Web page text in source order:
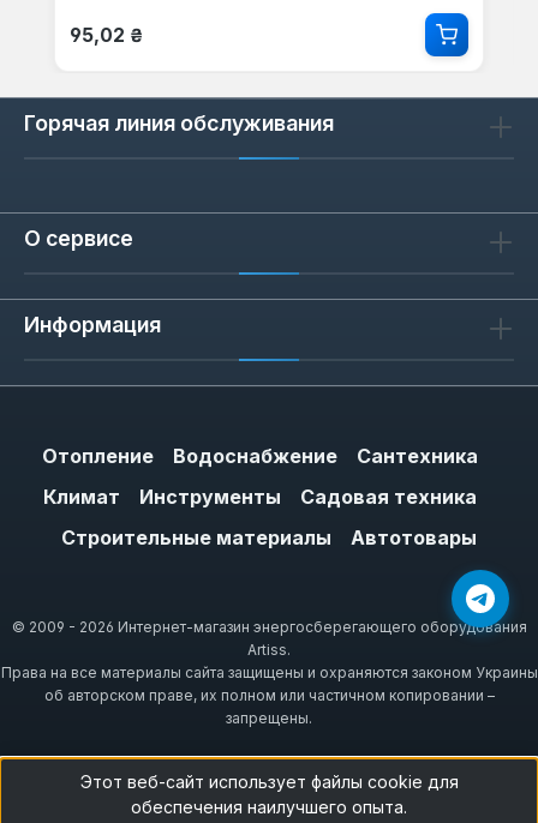
Обычная цена:
95,02 ₴
Горячая линия обслуживания
О сервисе
Информация
Отопление Водоснабжение
Сантехника
Климат
Инструменты
Садовая техника
Строительные материалы
Автотовары
© 2009 - 2026 Интернет-магазин энергосберегающего оборудования
Artiss.
Права на все материалы сайта защищены и охраняются законом Украины
об авторском праве, их полном или частичном копировании –
запрещены.
Этот веб-сайт использует файлы cookie для
обеспечения наилучшего опыта.